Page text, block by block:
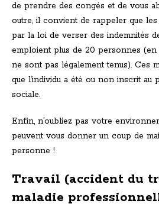
de prendre des congés et de vous
outre, il convient de rappeler que
par la loi de verser des indemnités
emploient plus de 20 personnes (en
ne sont pas légalement tenus). Ces
que l’individu a été ou non inscrit au
sociale.
Enfin, n’oubliez pas votre
peuvent vous donner un coup de
personne !
Travail (accident du
maladie